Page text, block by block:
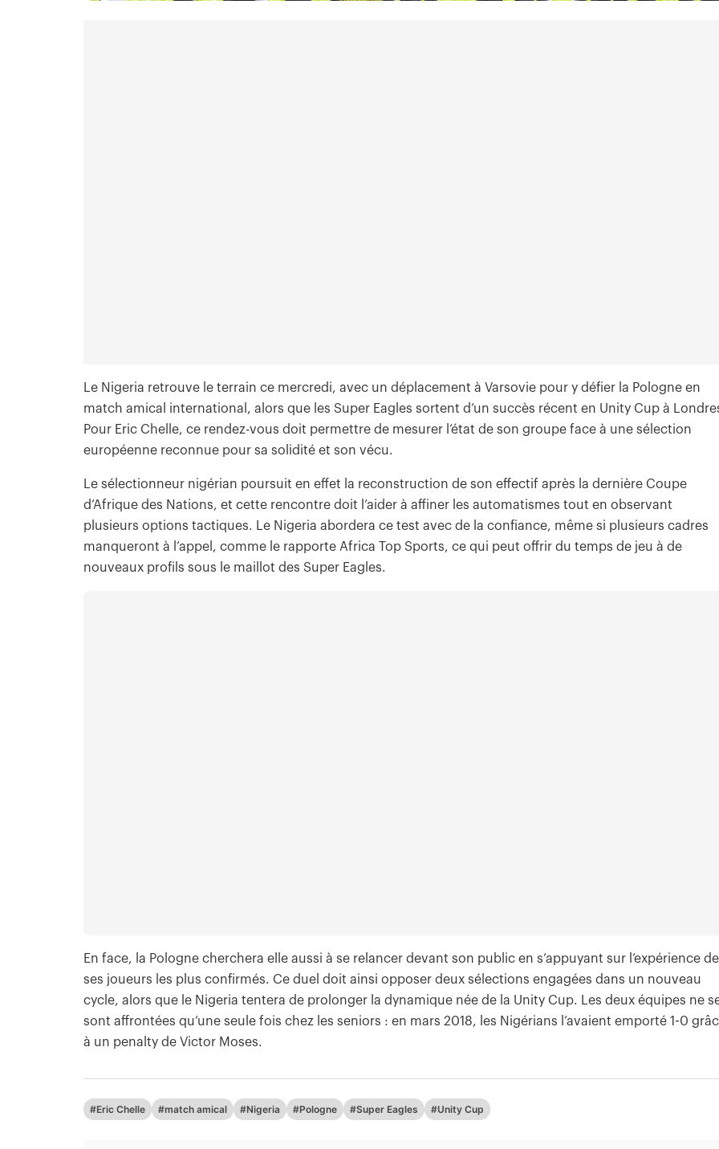
Le Nigeria retrouve le terrain ce mercredi, avec un déplacement à Varsovie pour y défier la Pologne en
match amical international, alors que les Super Eagles sortent d’un succès récent en Unity Cup à
Pour Eric Chelle, ce rendez-vous doit permettre de mesurer l’état de son groupe face à une sélection
européenne reconnue pour sa solidité et son vécu.
Le sélectionneur nigérian poursuit en effet la reconstruction de son effectif après la dernière Coupe
d’Afrique des Nations, et cette rencontre doit l’aider à affiner les automatismes tout en observant
plusieurs options tactiques. Le Nigeria abordera ce test avec de la confiance, même si plusieurs cadres
manqueront à l’appel, comme le rapporte Africa Top Sports, ce qui peut offrir du temps de jeu à de
nouveaux profils sous le maillot des Super Eagles.
En face, la Pologne cherchera elle aussi à se relancer devant son public en s’appuyant sur l’expérience de
ses joueurs les plus confirmés. Ce duel doit ainsi opposer deux sélections engagées dans un nouveau
cycle, alors que le Nigeria tentera de prolonger la dynamique née de la Unity Cup. Les deux équipes ne
sont affrontées qu’une seule fois chez les seniors : en mars 2018, les Nigérians l’avaient emporté 1-0
à un penalty de Victor Moses.
#Eric Chelle #match amical #Nigeria #Pologne #Super Eagles #Unity Cup